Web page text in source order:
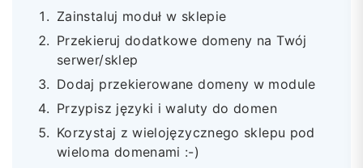
Zainstaluj moduł w sklepie
Przekieruj dodatkowe domeny na Twój
serwer/sklep
Dodaj przekierowane domeny w module
Przypisz języki i waluty do domen
Korzystaj z wielojęzycznego sklepu pod
wieloma domenami :-)